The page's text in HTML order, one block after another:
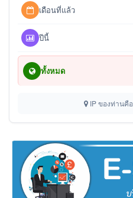
เดือนที่แล้ว
ปีนี้
ทั้งหมด
IP ของท่านคือ